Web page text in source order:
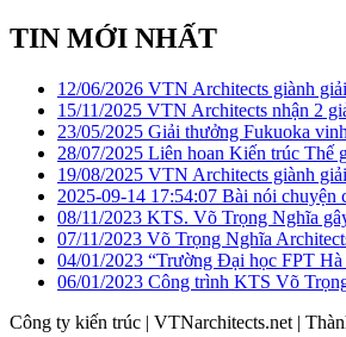
TIN MỚI NHẤT
12/06/2026 VTN Architects giành
15/11/2025 VTN Architects nhận 2
23/05/2025 Giải thưởng Fukuoka
28/07/2025 Liên hoan Kiến trúc Thế
19/08/2025 VTN Architects giành
2025-09-14 17:54:07 Bài nói chuyện
08/11/2023 KTS. Võ Trọng Nghĩa
07/11/2023 Võ Trọng Nghĩa
04/01/2023 “Trường Đại học FPT Hà
06/01/2023 Công trình KTS Võ
Công ty kiến trúc | VTNarchitects.net |